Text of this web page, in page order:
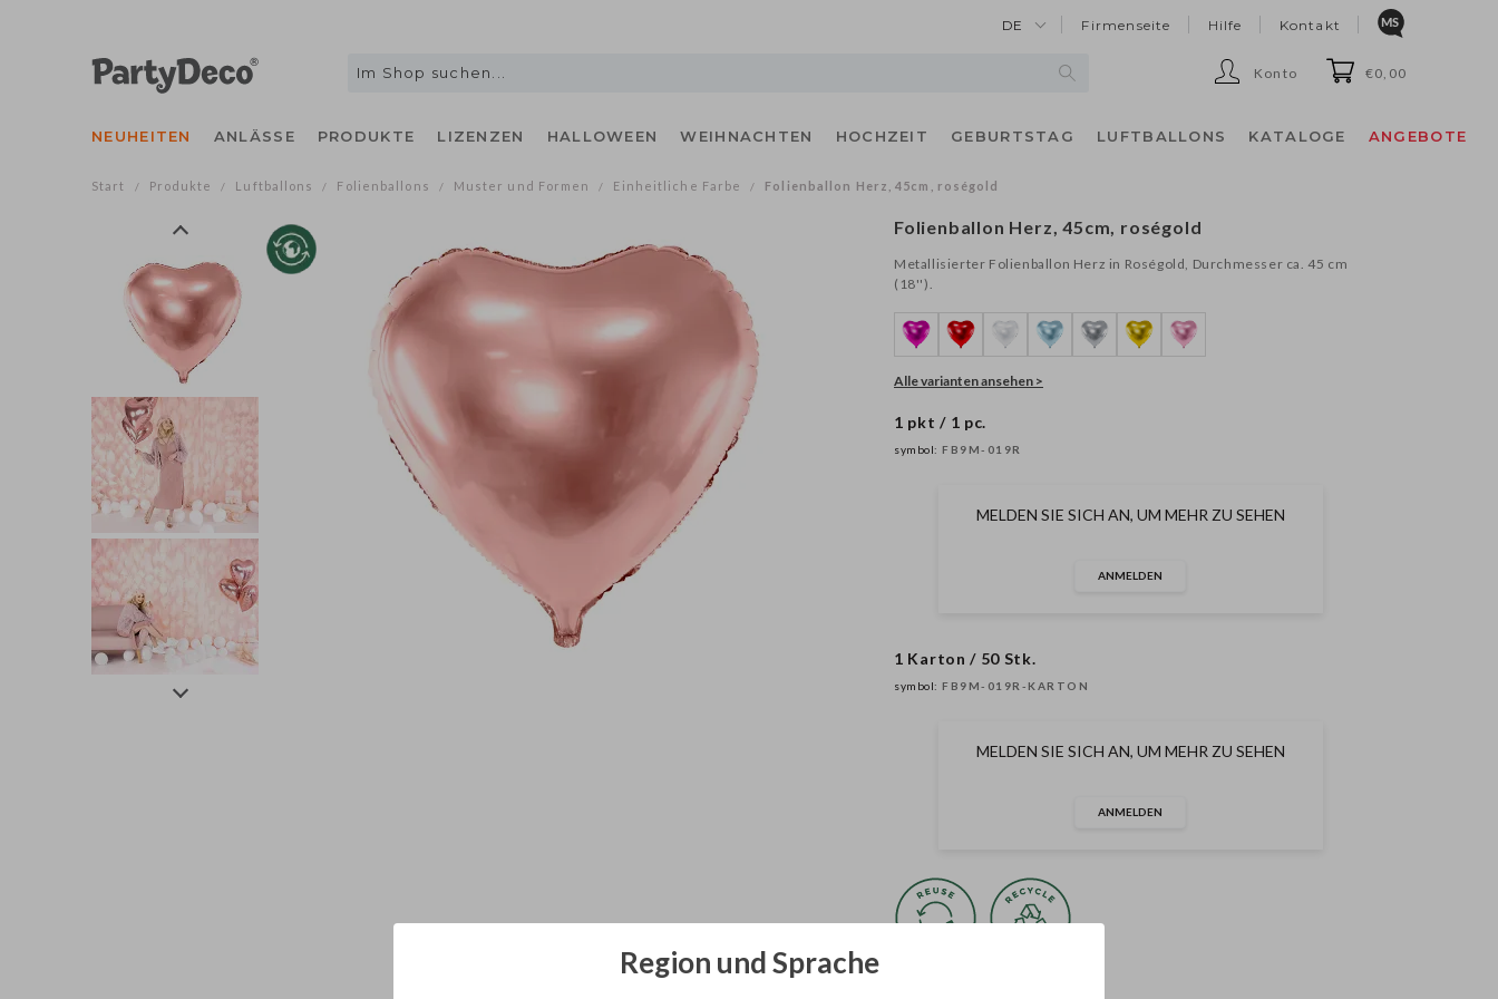
DE Firmenseite Hilfe Kontakt
Konto €0,00
NEUHEITEN ANLÄSSE PRODUKTE LIZENZEN HALLOWEEN WEIHNACHTEN HOCHZEIT GEBURTSTAG LUFTBALLONS KATALOGE ANGEBOTE
Start / Produkte / Luftballons / Folienballons / Muster und Formen / Einheitliche Farbe / Folienballon Herz, 45cm, roségold
Folienballon Herz, 45cm, roségold
Metallisierter Folienballon Herz in Roségold, Durchmesser ca. 45 cm
(18'').
Alle varianten ansehen >
1 pkt / 1 pc.
symbol:FB9M-019R
MELDEN SIE SICH AN, UM MEHR ZU SEHEN
ANMELDEN
1 Karton / 50 Stk.
symbol:FB9M-019R-KARTON
MELDEN SIE SICH AN, UM MEHR ZU SEHEN
ANMELDEN
Region und Sprache